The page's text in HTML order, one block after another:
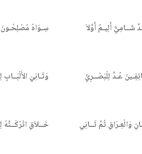
شَــامِيٌّ أَلِيـمٌ أَوَّلاَ سِـوَاهُ مُصْلِحُـونَ
عُـدَّ لِلْبَصْــرِيِّ وَثَـانِيَ
وَالْعِـرَاقِ ثُمَّ ثَــانِي خَــلاَقِ اتْرُكَــنَّهُ